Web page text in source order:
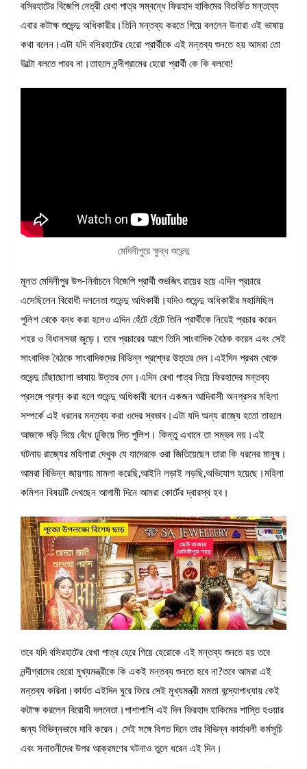
বসিরহাটের বিজেপি নেত্রী রেখা পাত্র সম্বন্ধে ফিরহাদ হাকিমের বিতর্কিত মন্তব্যে
এবার কটাক্ষ শুভেন্দু অধিকারীর।তিনি মন্তব্য করতে গিয়ে বললেন উনারা ওই ভাষায়
কথা বলেন।এটা যদি বসিরহাটের হেরো প্রার্থীকে এই মন্তব্য শুনতে হয় আমরা তো
উল্টো বলতে পারব না।তাহলে নন্দীগ্রামের হেরো প্রার্থী কে কি বলবো!
মেদিনীপুরে ক্ষুব্ধ শুভেন্দু
মূলত মেদিনীপুর উপ-নির্বাচনে বিজেপি প্রার্থী শুভজিৎ রায়ের হয়ে এদিন প্রচারে
এসেছিলেন বিরোধী দলনেতা শুভেন্দু অধিকারী।যদিও শুভেন্দু অধিকারীর মহামিছিল
পুলিশ থেকে বন্ধ করা হলেও এদিন হেঁটে হেঁটে তিনি প্রার্থীকে নিয়েই প্রচার করেন
শহর ও বিধানসভা জুড়ে। তবে প্রচারের আগে তিনি সাংবাদিক বৈঠক করেন এবং সেই
সাংবাদিক বৈঠকে সাংবাদিকদের বিভিন্ন প্রশ্নের উত্তর দেন।এইদিন প্রথম থেকে
শুভেন্দু চাঁছাছোলা ভাষায় উত্তর দেন।এদিন রেখা পাত্র নিয়ে ফিরহাদের মন্তব্য
প্রসঙ্গে প্রশ্ন করা হলে শুভেন্দু অধিকারী বলেন একজন আদিবাসী অনগ্রসর মহিলা
সম্পর্কে এই ধরনের মন্তব্য করা ওদের স্বভাব।এটা যদি অন্য রাজ্যে হতো তাহলে
আজকে দড়ি দিয়ে বেঁধে ঢুকিয়ে দিত পুলিশ। কিন্তু এখানে তা সম্ভব নয়।এই
ঘটনায় রাজ্যের মহিলারা দেখুক যে যাদেরকে ওরা জিতিয়েছেন তারা কি ধরনের মানুষ।
আমরা বিভিন্ন জায়গায় মামলা করেছি,আইনি লড়াই লড়ছি,অভিযোগ হয়েছে।মহিলা
কমিশন বিষয়টি দেখছেন আগামী দিনে আমরা কোর্টের দ্বারস্থ হব।
তবে যদি বসিরহাটের রেখা পাত্র হেরে গিয়ে হেরোকে এই মন্তব্য শুনতে হয় তবে
নন্দীগ্রামের হেরো মুখ্যমন্ত্রীকে কি একই মন্তব্য শুনতে হবে না?তবে আমরা এই
মন্তব্য করিনা।কার্যত এইদিন ঘুরে ফিরে সেই মুখ্যমন্ত্রী মমতা বন্দ্যোপাধ্যায় কেই
কটাক্ষ করলেন বিরোধী দলনেতা।পাশাপাশি এই দিন ফিরহাদ হাকিমের শাস্তি হওয়ার
জন্য বিভিন্নভাবে দাবি করেন। সেই সঙ্গে বিগত দিনে তার বিভিন্ন কার্যাবলী কর্মসূচি
এবং সনাতনীদের উপর আক্রমণের ঘটনাও তুলে ধরেন এই দিন।